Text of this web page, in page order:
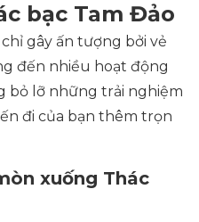
bạc Tam Đảo
gây ấn tượng bởi vẻ
đến nhiều hoạt động
bỏ lỡ những trải nghiệm
đi của bạn thêm trọn
xuống Thác